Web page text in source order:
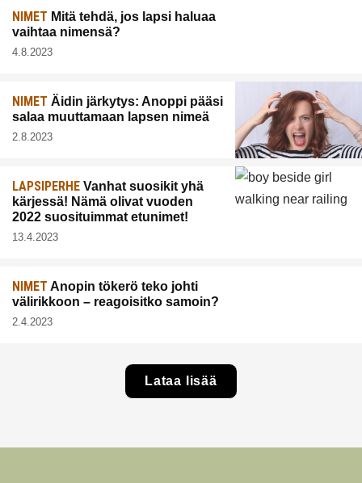
NIMET Mitä tehdä, jos lapsi haluaa
vaihtaa nimensä?
4.8.2023
NIMET Äidin järkytys: Anoppi pääsi
salaa muuttamaan lapsen nimeä
2.8.2023
LAPSIPERHE Vanhat suosikit yhä
kärjessä! Nämä olivat vuoden
2022 suosituimmat etunimet!
13.4.2023
NIMET Anopin tökerö teko johti
välirikkoon – reagoisitko samoin?
2.4.2023
Lataa lisää